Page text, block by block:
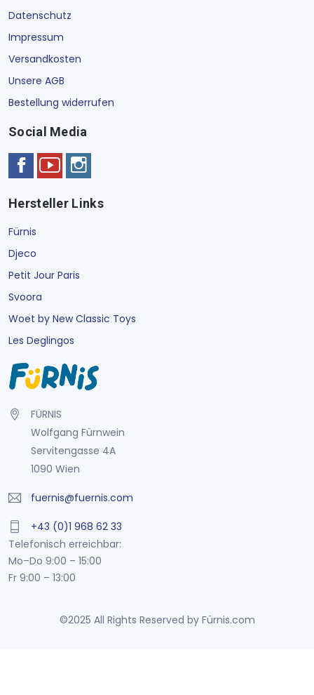
Datenschutz
Impressum
Versandkosten
Unsere AGB
Bestellung widerrufen
Social Media
Hersteller Links
Fürnis
Djeco
Petit Jour Paris
Svoora
Woet by New Classic Toys
Les Deglingos
FÜRNIS
Wolfgang Fürnwein
Servitengasse 4A
1090 Wien
fuernis@fuernis.com
+43 (0)1 968 62 33
Telefonisch erreichbar:
Mo–Do 9:00 – 15:00
Fr 9:00 – 13:00
©2025 All Rights Reserved by Fürnis.com